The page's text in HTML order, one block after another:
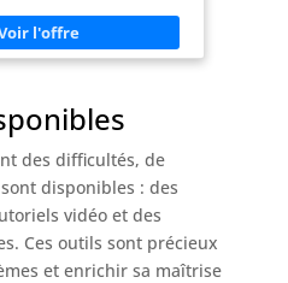
Taille généreuse : avec
de 40 x 30 cm, la planche à
acier inoxydable offre
pour couper les
surélevés qui assurent une
le plan de travail. Ainsi, la
pendant l'utilisation et
important pour les travaux
Nettoyage facile : grâce à la
peut être facilement
au lave-vaisselle. Il est
des difficultés, de
disponibles : des
vidéo et des
Ces outils sont précieux
et enrichir sa maîtrise